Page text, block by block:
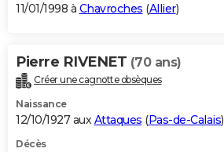
11/01/1998 à Chavroches (Allier)
Pierre RIVENET (70 ans)
Créer une cagnotte obsèques
Naissance
12/10/1927 auxAttaques (Pas-de-Calais)
Décès